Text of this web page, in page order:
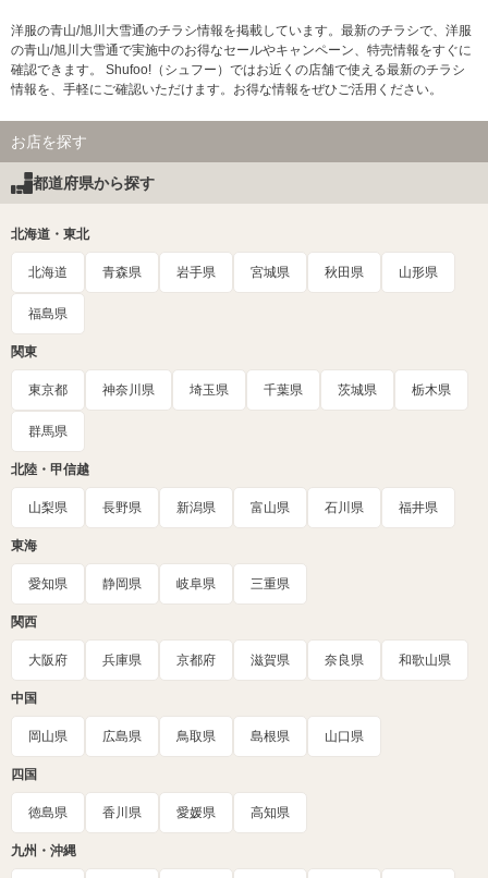
洋服の青山/旭川大雪通のチラシ情報を掲載しています。最新のチラシで、洋服
の青山/旭川大雪通で実施中のお得なセールやキャンペーン、特売情報をすぐに
確認できます。 Shufoo!（シュフー）ではお近くの店舗で使える最新のチラシ
情報を、手軽にご確認いただけます。お得な情報をぜひご活用ください。
お店を探す
都道府県から探す
北海道・東北
北海道 青森県 岩手県 宮城県 秋田県 山形県
福島県
関東
東京都 神奈川県 埼玉県 千葉県 茨城県 栃木県
群馬県
北陸・甲信越
山梨県 長野県 新潟県 富山県 石川県 福井県
東海
愛知県 静岡県 岐阜県 三重県
関西
大阪府 兵庫県 京都府 滋賀県 奈良県 和歌山県
中国
岡山県 広島県 鳥取県 島根県 山口県
四国
徳島県 香川県 愛媛県 高知県
九州・沖縄